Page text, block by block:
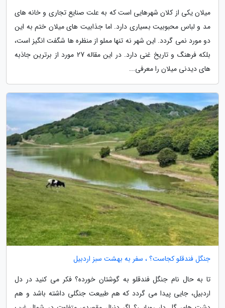
میلان یکی از کلان شهرهایی است که به علت صنایع تجاری و خانه های
مد و لباس محبوبیت بسیاری دارد. اما جذابیت های میلان ختم به این
دو مورد نمی گردد. این شهر نه تنها مملو از منظره ها شگفت انگیز است،
بلکه فرهنگ و تاریخ غنی دارد. در این مقاله 27 مورد از برترین جاذبه
های دیدنی میلان را معرفی...
جنگل فندقلو کجاست؟ ، سفر به بهشت سبز اردبیل
تا به حال نام جنگل فندقلو به گوشتان خورده؟ فکر می کنید در دل
اردبیل، جایی پیدا می گردد که هم طبیعت جنگلی داشته باشد و هم